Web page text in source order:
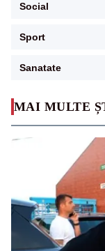
MAI MULTE
Social
Sport
Sanatate